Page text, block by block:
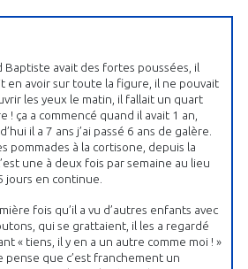
Baptiste avait des fortes poussées, il
en avoir sur toute la figure, il ne pouvait
les yeux le matin, il fallait un quart
! ça a commencé quand il avait 1 an,
il a 7 ans j’ai passé 6 ans de galère.
pommades à la cortisone, depuis la
une à deux fois par semaine au lieu
jours en continue.
fois qu’il a vu d’autres enfants avec
qui se grattaient, il les a regardé
« tiens, il y en a un autre comme moi ! »
pense que c’est franchement un